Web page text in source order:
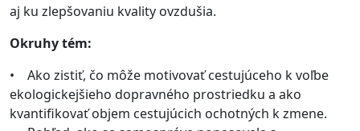
aj ku zlepšovaniu kvality ovzdušia.
Okruhy tém:
• Ako zistiť, čo môže motivovať cestujúceho k voľbe
ekologickejšieho dopravného prostriedku a ako
kvantifikovať objem cestujúcich ochotných k zmene.